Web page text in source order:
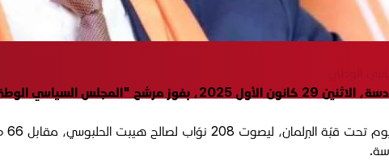
القيادي في حزب "تقدّم".